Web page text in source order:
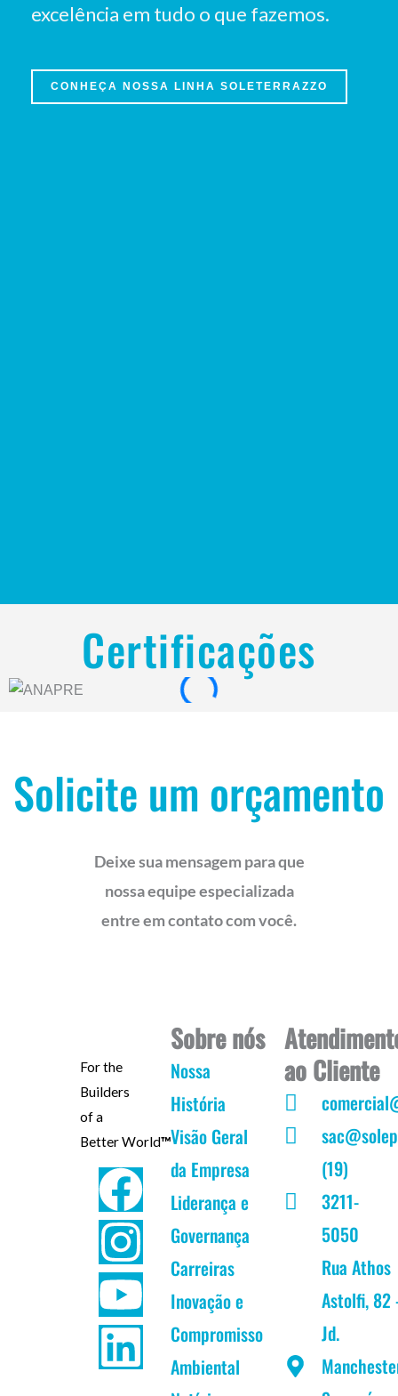
excelência em tudo o que fazemos.
CONHEÇA NOSSA LINHA SOLETERRAZZO
Certificações
Solicite um orçamento
Deixe sua mensagem para que
nossa equipe especializada
entre em contato com você.
For the
Builders
of a
Better World™
F
a
c
e
b
I
n
s
t
a
Y
o
u
t
u
L
i
n
k
e
Sobre nós
Nossa
História
Visão Geral
da Empresa
Liderança e
Governança
Carreiras
Inovação e
Compromisso
Ambiental
ao Cliente
(19)
3211-
5050
Rua Athos
Astolfi, 82
Jd.